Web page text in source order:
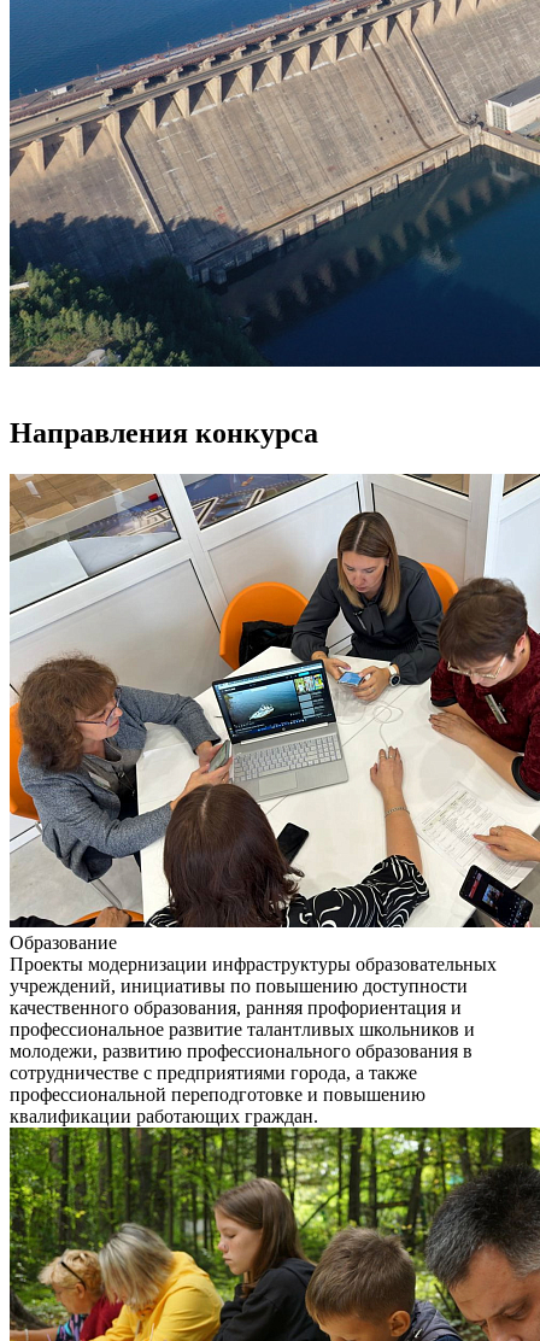
Направления конкурса
Образование
Проекты модернизации инфраструктуры образовательных
учреждений, инициативы по повышению доступности
качественного образования, ранняя профориентация и
профессиональное развитие талантливых школьников и
молодежи, развитию профессионального образования в
сотрудничестве с предприятиями города, а также
профессиональной переподготовке и повышению
квалификации работающих граждан.